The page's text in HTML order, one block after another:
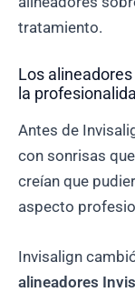
tratamiento.
Los
la
Antes de
con sonrisas
creían que
aspecto
Invisalign
alineadores